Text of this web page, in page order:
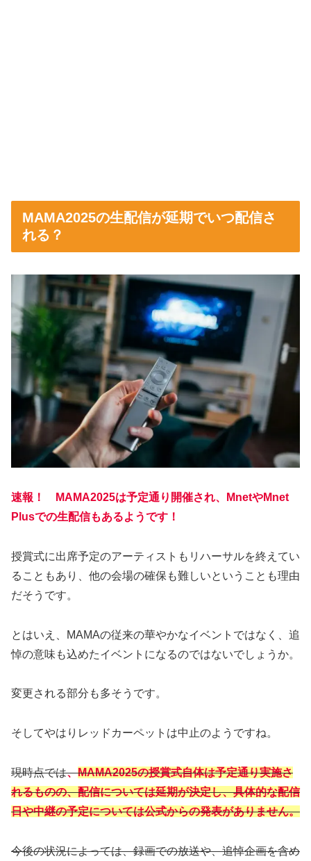
MAMA2025の生配信が延期でいつ配信さ
れる？
速報！ MAMA2025は予定通り開催され、MnetやMnet
Plusでの生配信もあるようです！
授賞式に出席予定のアーティストもリハーサルを終えてい
ることもあり、他の会場の確保も難しいということも理由
だそうです。
とはいえ、MAMAの従来の華やかなイベントではなく、追
悼の意味も込めたイベントになるのではないでしょうか。
変更される部分も多そうです。
そしてやはりレッドカーペットは中止のようですね。
現時点では、MAMA2025の授賞式自体は予定通り実施さ
れるものの、配信については延期が決定し、具体的な配信
日や中継の予定については公式からの発表がありません。
今後の状況によっては、録画での放送や、追悼企画を含め